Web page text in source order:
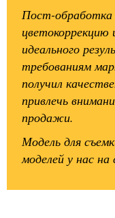
Пост-обработка
идеального
требованиям
получил
привлечь
продажи.
Модель для
моделей у нас на